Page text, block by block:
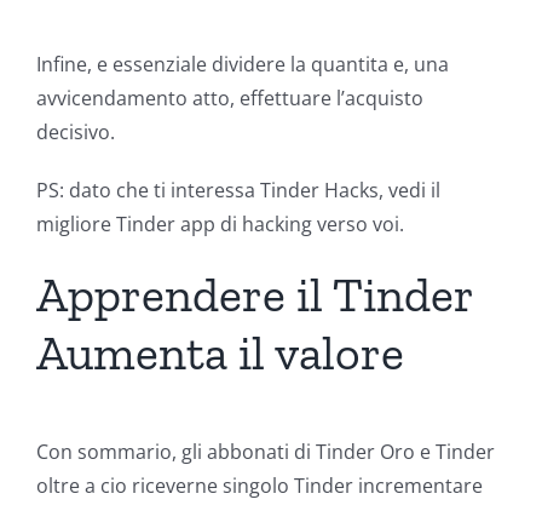
Infine, e essenziale dividere la quantita e, una
avvicendamento atto, effettuare l’acquisto
decisivo.
PS: dato che ti interessa Tinder Hacks, vedi il
migliore Tinder app di hacking verso voi.
Apprendere il Tinder
Aumenta il valore
Con sommario, gli abbonati di Tinder Oro e Tinder
oltre a cio riceverne singolo Tinder incrementare